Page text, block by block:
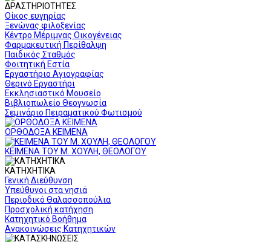
ΔΡΑΣΤΗΡΙΟΤΗΤΕΣ
Οίκος ευγηρίας
Ξενώνας φιλοξενίας
Κέντρο Μέριμνας Οικογένειας
Φαρμακευτική Περίθαλψη
Παιδικός Σταθμός
Φοιτητική Εστία
Εργαστήριο Αγιογραφίας
Θερινό Εργαστήρι
Εκκλησιαστικό Μουσείο
Βιβλιοπωλείο Θεογνωσία
Σεμινάριο Πειραματικού Φωτισμού
ΟΡΘΟΔΟΞΑ ΚΕΙΜΕΝΑ
ΚΕΙΜΕΝΑ ΤΟΥ Μ. ΧΟΥΛΗ, ΘΕΟΛΟΓΟΥ
ΚΑΤΗΧΗΤΙΚΑ
Γενική Διεύθυνση
Υπεύθυνοι στα νησιά
Περιοδικό Θαλασσοπούλια
Προσχολική κατήχηση
Κατηχητικό Βοήθημα
Ανακοινώσεις Κατηχητικών